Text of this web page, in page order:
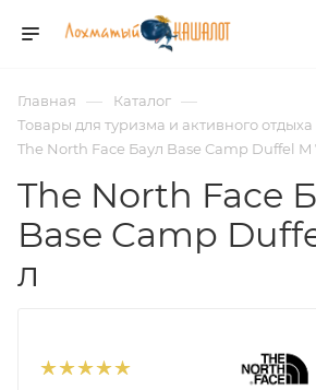
Главная — Каталог —
Товары для туризма и активного отдыха
The North Face Баул Base Camp Duffel M
The North Face
Base Camp
л